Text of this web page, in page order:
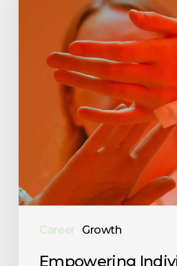
Career Growth
Professional
Empowering